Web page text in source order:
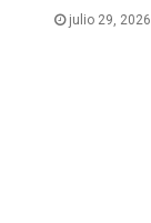
julio 29, 2026